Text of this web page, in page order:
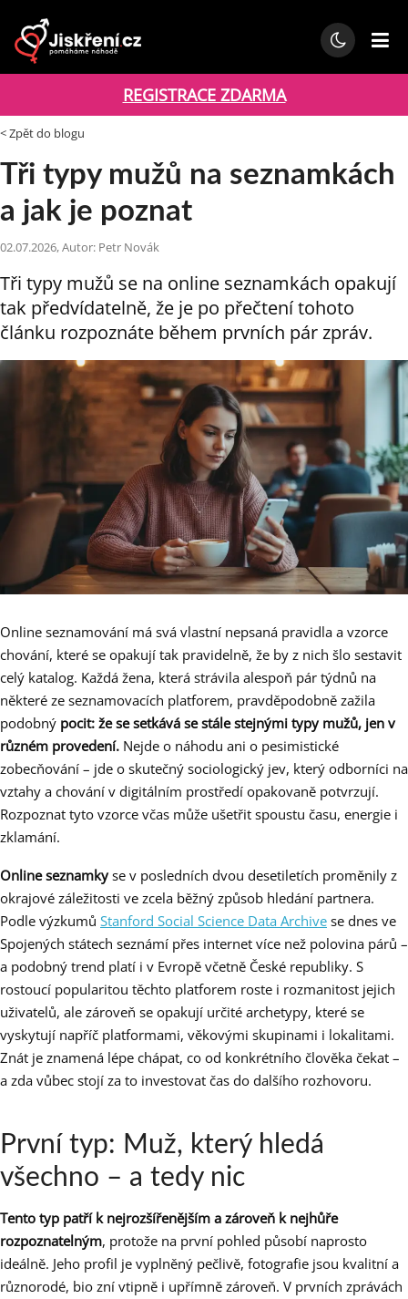
REGISTRACE ZDARMA
< Zpět do blogu
Tři typy mužů na seznamkách
a jak je poznat
02.07.2026, Autor: Petr Novák
Tři typy mužů se na online seznamkách opakují
tak předvídatelně, že je po přečtení tohoto
článku rozpoznáte během prvních pár zpráv.
Online seznamování má svá vlastní nepsaná pravidla a vzorce
chování, které se opakují tak pravidelně, že by z nich šlo sestavit
celý katalog. Každá žena, která strávila alespoň pár týdnů na
některé ze seznamovacích platforem, pravděpodobně zažila
podobný pocit: že se setkává se stále stejnými typy mužů, jen v
různém provedení. Nejde o náhodu ani o pesimistické
zobecňování – jde o skutečný sociologický jev, který odborníci na
vztahy a chování v digitálním prostředí opakovaně potvrzují.
Rozpoznat tyto vzorce včas může ušetřit spoustu času, energie i
zklamání.
Online seznamkyse v posledních dvou desetiletích proměnily z
okrajové záležitosti ve zcela běžný způsob hledání partnera.
Podle výzkumů Stanford Social Science Data Archive se dnes ve
Spojených státech seznámí přes internet více než polovina párů –
a podobný trend platí i v Evropě včetně České republiky. S
rostoucí popularitou těchto platforem roste i rozmanitost jejich
uživatelů, ale zároveň se opakují určité archetypy, které se
vyskytují napříč platformami, věkovými skupinami i lokalitami.
Znát je znamená lépe chápat, co od konkrétního člověka čekat –
a zda vůbec stojí za to investovat čas do dalšího rozhovoru.
První typ: Muž, který hledá
všechno – a tedy nic
Tento typ patří k nejrozšířenějším a zároveň k nejhůře
rozpoznatelným, protože na první pohled působí naprosto
ideálně. Jeho profil je vyplněný pečlivě, fotografie jsou kvalitní a
různorodé, bio zní vtipně i upřímně zároveň. V prvních zprávách